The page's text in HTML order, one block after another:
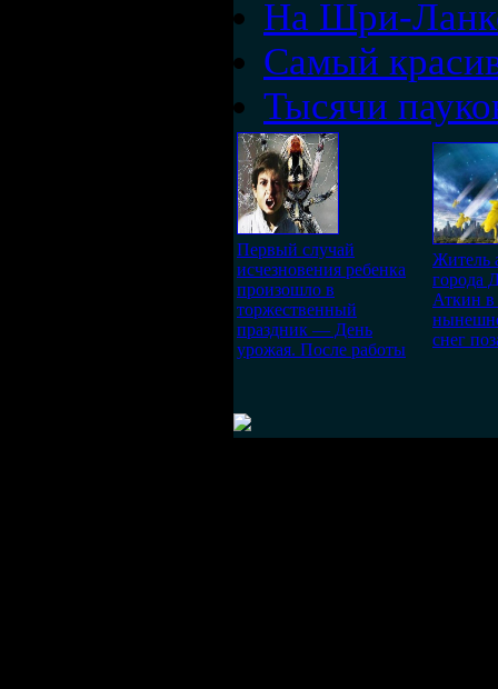
На Шри-
Самый
Тысячи
Первый случай
исчезновения ребенка
произошло в
торжественный
праздник — День
урожая. После работы
Житель
города
Аткин в
снег